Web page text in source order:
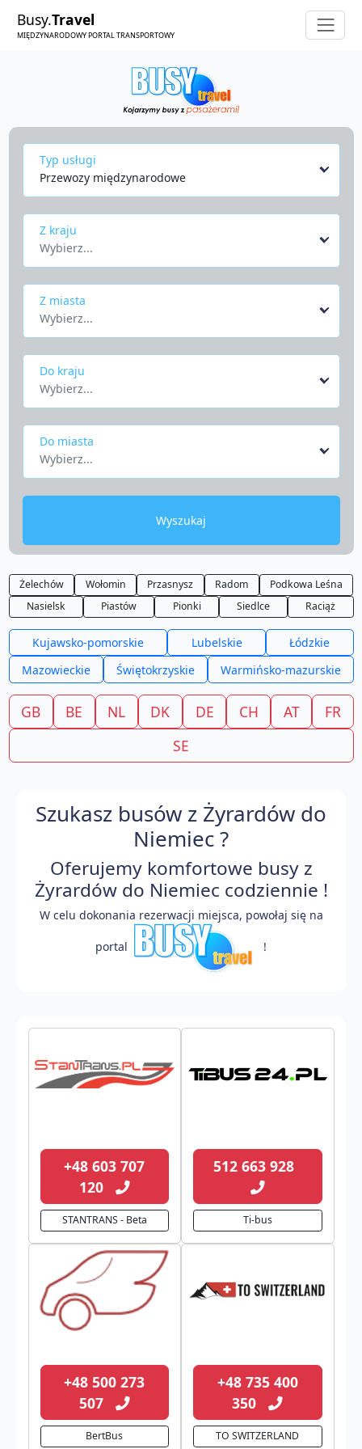
Busy.Travel
MIĘDZYNARODOWY PORTAL TRANSPORTOWY
Typ usługi
Przewozy międzynarodowe
Z kraju
Wybierz...
Z miasta
Wybierz...
Do kraju
Wybierz...
Do miasta
Wybierz...
Wyszukaj
Żelechów Wołomin Przasnysz Radom
Podkowa Leśna
Nasielsk
Piastów Pionki Siedlce Raciąż
Kujawsko-pomorskie Lubelskie
Łódzkie
Mazowieckie
Świętokrzyskie Warmińsko-mazurskie
GB BE NL DK DE CH AT
FR
SE
Szukasz busów z Żyrardów do
Niemiec ?
Oferujemy komfortowe busy z
Żyrardów do Niemiec codziennie !
W celu dokonania rezerwacji miejsca, powołaj się na
portal !
+48 603 707
120
STANTRANS - Beta
512 663 928
Ti-bus
+48 500 273
507
BertBus
+48 735 400
350
TO SWITZERLAND